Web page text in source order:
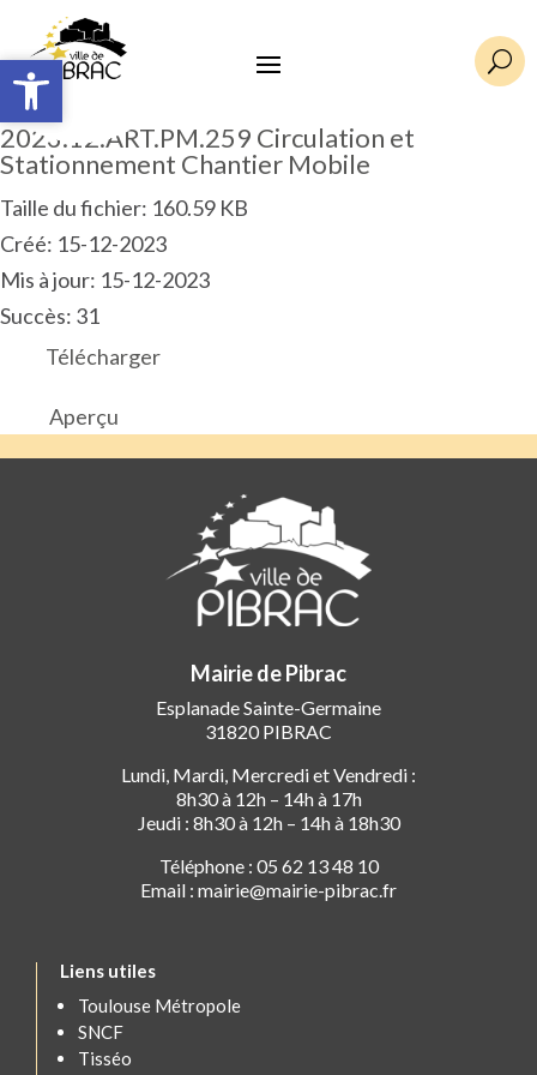
Ouvrir la barre d’outils U
2023.12.ART.PM.259 Circulation et
Stationnement Chantier Mobile
Taille du fichier: 160.59 KB
Créé: 15-12-2023
Mis à jour: 15-12-2023
Succès: 31
Télécharger
Aperçu
Mairie de Pibrac
Esplanade Sainte-Germaine
31820 PIBRAC
Lundi, Mardi, Mercredi et Vendredi :
8h30 à 12h – 14h à 17h
Jeudi : 8h30 à 12h – 14h à 18h30
Téléphone : 05 62 13 48 10
Email : mairie@mairie-pibrac.fr
Liens utiles
Toulouse Métropole
SNCF
Tisséo
Ouvrir la barre d’outils